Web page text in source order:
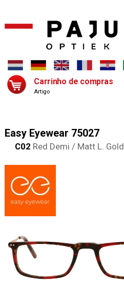
Carrinho de compras
Artigo
Easy Eyewear 75027
C02 Red Demi / Matt L. Gold